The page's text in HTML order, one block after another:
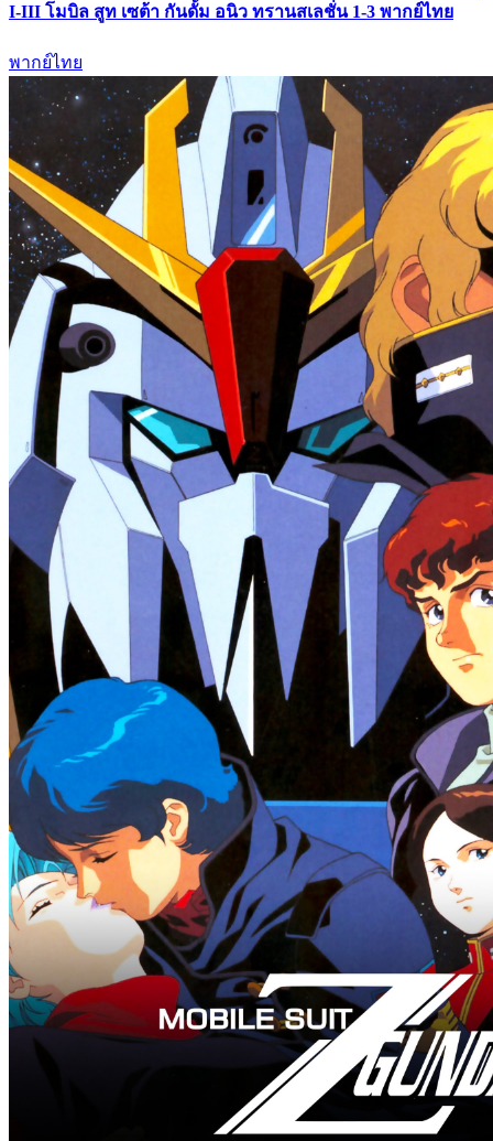
I-III โมบิล สูท เซต้า กันดั้ม อนิว ทรานสเลชั่น 1-3 พากย์ไทย
พากย์ไทย